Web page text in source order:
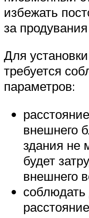
избежать
за
Для
требуется
параметров:
внешнего
здания не
будет
внешнего
соблюдать